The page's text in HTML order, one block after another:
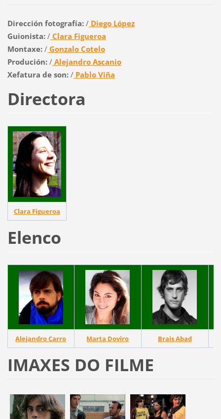
Dirección fotografía: /Diego López
Guionista: /Clara Figueroa
Montaxe: /Gonzalo Cotelo
Produción: /Alejandro Ascanio
Xefatura de son: /Pablo Viña
Directora
Clara Figueroa
Elenco
Alejandro Carro Marta Doviro Brais Abad
IMAXES DO FILME